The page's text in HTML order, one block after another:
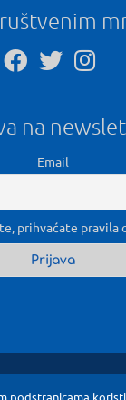
na
Email
prihvaćate pravila